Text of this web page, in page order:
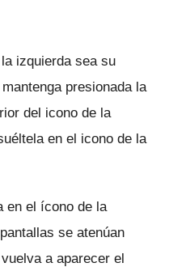
izquierda sea su
presionada la
del icono de la
en el icono de la
en el ícono de la
se atenúan
a aparecer el